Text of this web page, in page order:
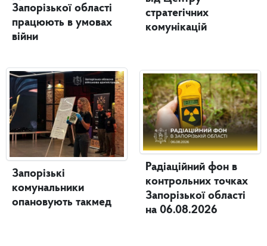
Запорізької області
працюють в умовах
війни
Запорізькі
комунальники
опановують такмед
стратегічних
комунікацій
Радіаційний фон в
контрольних точках
Запорізької області
на 06.08.2026